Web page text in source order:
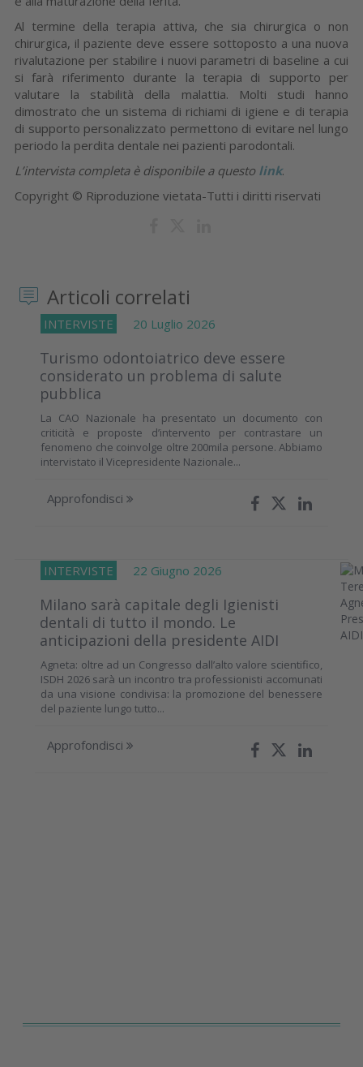
Al termine della terapia attiva, che sia chirurgica o non
chirurgica, il paziente deve essere sottoposto a una nuova
rivalutazione per stabilire i nuovi parametri di baseline a cui
si farà riferimento durante la terapia di supporto per
valutare la stabilità della malattia. Molti studi hanno
dimostrato che un sistema di richiami di igiene e di terapia
di supporto personalizzato permettono di evitare nel lungo
periodo la perdita dentale nei pazienti parodontali.
L’intervista completa è disponibile a questo link.
Copyright © Riproduzione vietata-Tutti i diritti riservati
Articoli correlati
INTERVISTE 20 Luglio 2026
Turismo odontoiatrico deve essere
considerato un problema di salute
pubblica
La CAO Nazionale ha presentato un documento con
criticità e proposte d’intervento per contrastare un
fenomeno che coinvolge oltre 200mila persone. Abbiamo
intervistato il Vicepresidente Nazionale...
Approfondisci
INTERVISTE 22 Giugno 2026
Milano sarà capitale degli Igienisti
dentali di tutto il mondo. Le
anticipazioni della presidente AIDI
Agneta: oltre ad un Congresso dall’alto valore scientifico,
ISDH 2026 sarà un incontro tra professionisti accomunati
da una visione condivisa: la promozione del benessere
del paziente lungo tutto...
Approfondisci